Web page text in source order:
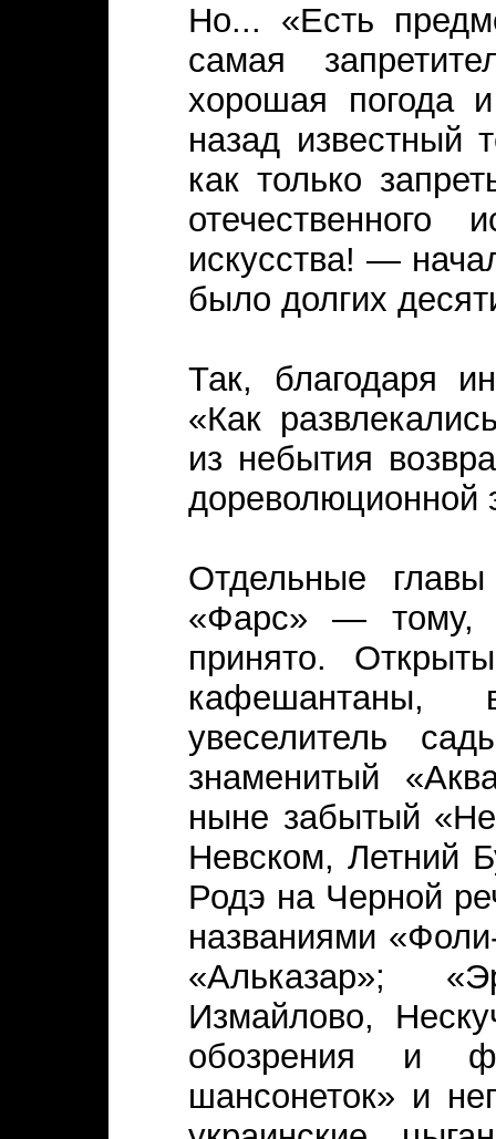
Но... «Есть
самая
хорошая погода
назад известный
как только
искусства! —
было долгих
Так, благодаря
«Как
из небытия
дореволюционной
Отдельные
«Фарс» — тому,
принято.
кафешантаны,
увеселитель
знаменитый
ныне забытый
Невском, Летний
Родэ на Черной
названиями
«Альказар»;
Измайлово,
обозрения и
шансонеток» и